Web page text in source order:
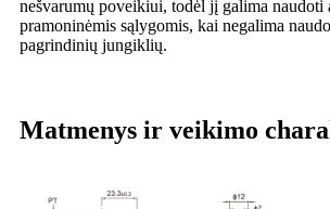
nešvarumų poveikiui, todėl jį galima naudoti
pramoninėmis sąlygomis, kai negalima
pagrindinių jungiklių.
Matmenys ir veikimo